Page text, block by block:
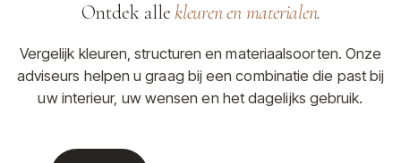
Ontdek alle kleuren en materialen.
Vergelijk kleuren, structuren en materiaalsoorten. Onze
adviseurs helpen u graag bij een combinatie die past bij
uw interieur, uw wensen en het dagelijks gebruik.